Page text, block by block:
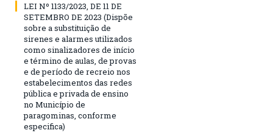
LEI Nº 1133/2023, DE 11 DE
SETEMBRO DE 2023 (Dispõe
sobre a substituição de
sirenes e alarmes utilizados
como sinalizadores de início
e término de aulas, de provas
e de período de recreio nos
estabelecimentos das redes
pública e privada de ensino
no Município de
paragominas, conforme
especifica)